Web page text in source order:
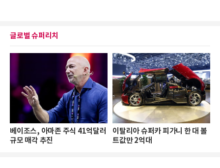
글로벌 슈퍼리치
베이조스, 아마존 주식 41억달러
규모 매각 추진
이탈리아 슈퍼카 피가니 한 대 볼
트값만 2억대